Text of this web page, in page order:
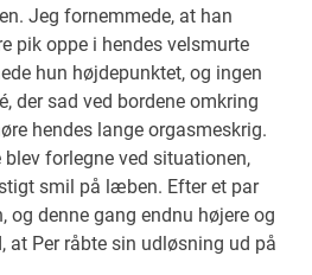
Jeg fornemmede, at han
pik oppe i hendes velsmurte
hun højdepunktet, og ingen
der sad ved bordene omkring
hendes lange orgasmeskrig.
forlegne ved situationen,
smil på læben. Efter et par
og denne gang endnu højere og
Per råbte sin udløsning ud på